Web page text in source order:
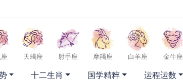
天蝎座 射手座 摩羯座 白羊座 金牛座
十二生肖 国学精粹 运程运数